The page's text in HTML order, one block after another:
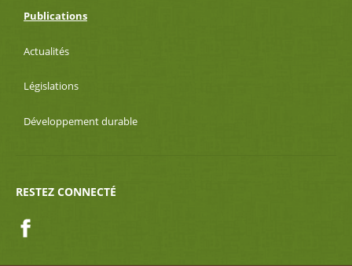
Publications
Actualités
Législations
Développement durable
RESTEZ CONNECTÉ